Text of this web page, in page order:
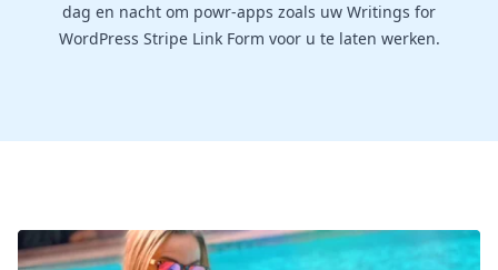
dag en nacht om powr-apps zoals uw Writings for
WordPress Stripe Link Form voor u te laten werken.